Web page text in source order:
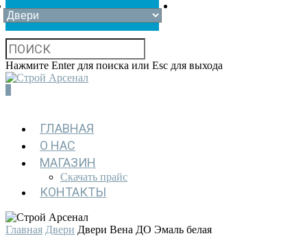
Нажмите Enter для поиска или Esc для выхода
ГЛАВНАЯ
О НАС
МАГАЗИН
Скачать прайс
КОНТАКТЫ
Главная Двери Двери Вена ДО Эмаль белая